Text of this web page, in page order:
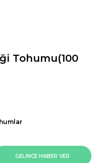
Tohumu(100
GELİNCE HABER VER